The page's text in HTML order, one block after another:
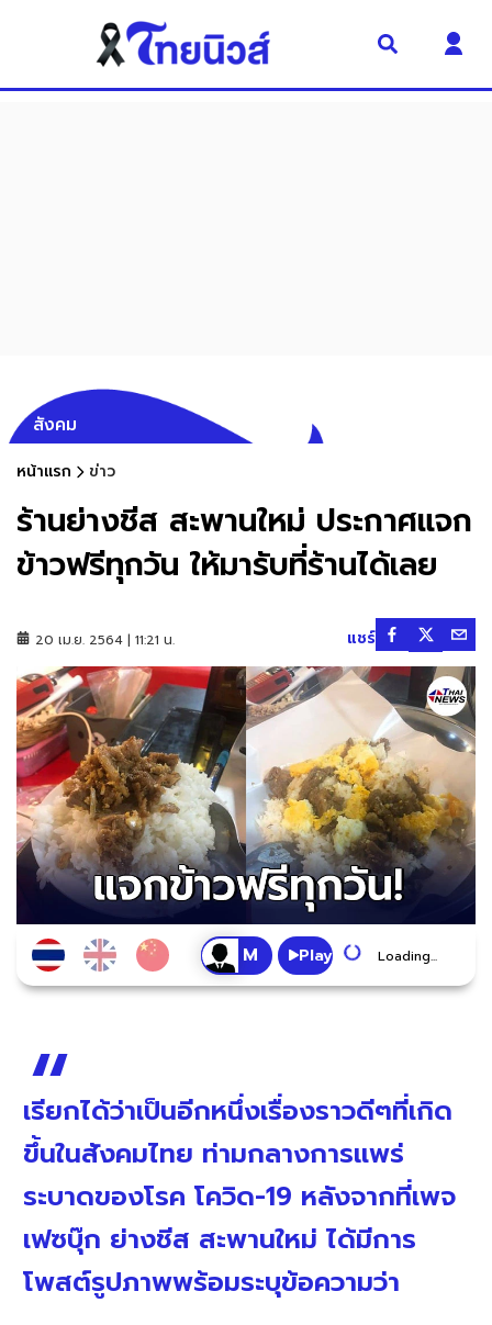
สังคม
หน้าแรก ข่าว
ร้านย่างชีส สะพานใหม่ ประกาศแจก
ข้าวฟรีทุกวัน ให้มารับที่ร้านได้เลย
20 เม.ย. 2564 | 11:21 น. แชร์
Play Loading...
เรียกได้ว่าเป็นอีกหนึ่งเรื่องราวดีๆที่เกิด
ขึ้นในสังคมไทย ท่ามกลางการแพร่
ระบาดของโรค โควิด-19 หลังจากที่เพจ
เฟซบุ๊ก ย่างชีส สะพานใหม่ ได้มีการ
โพสต์รูปภาพพร้อมระบุข้อความว่า